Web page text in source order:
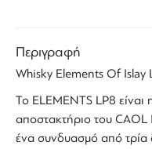
Περιγραφή
Whisky Elements Of Islay
Το ELEMENTS LP8
αποστακτήριο του CAOL
ένα συνδυασμό από τρία